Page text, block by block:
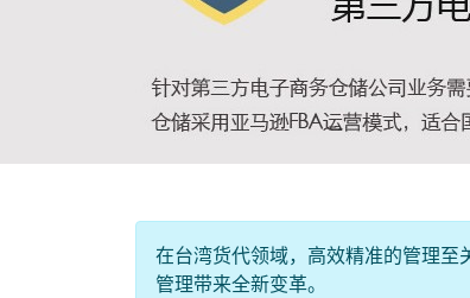
在台湾货代领域，高效精准的管理
管理带来全新变革。